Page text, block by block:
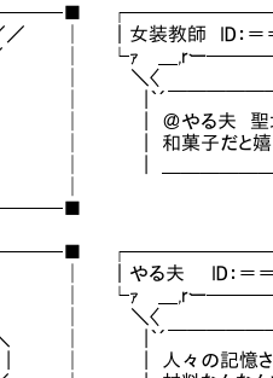
│ ｜女装教師 ID：＝
_ ／／ │ └ｧ ＿,rー
}<⌒ │ ＼〈
} │ |｀´￣￣￣￣￣￣￣
＠やる夫 聖地の中っ
菓子だと嬉しい
＿＿＿＿＿＿＿＿＿
│
る夫 ID：＝＝
＿,rー
│ ＼〈
｀´￣￣￣￣￣￣￣￣
の記憶さえあれば再